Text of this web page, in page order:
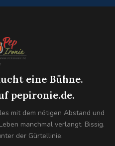
eine Bühne.
pepironie.de.
mit dem nötigen Abstand und
manchmal verlangt. Bissig.
der Gürtellinie.